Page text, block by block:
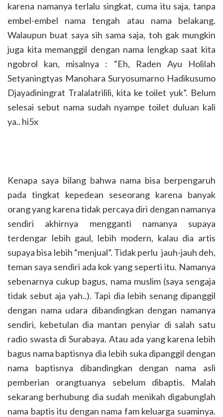
karena namanya terlalu singkat, cuma itu saja, tanpa
embel-embel nama tengah atau nama belakang.
Walaupun buat saya sih sama saja, toh gak mungkin
juga kita memanggil dengan nama lengkap saat kita
ngobrol kan, misalnya : “Eh, Raden Ayu Holilah
Setyaningtyas Manohara Suryosumarno Hadikusumo
Djayadiningrat Tralalatrilili, kita ke toilet yuk”. Belum
selesai sebut nama sudah nyampe toilet duluan kali
ya.. hi5x
Kenapa saya bilang bahwa nama bisa berpengaruh
pada tingkat kepedean seseorang karena banyak
orang yang karena tidak percaya diri dengan namanya
sendiri akhirnya mengganti namanya supaya
terdengar lebih gaul, lebih modern, kalau dia artis
supaya bisa lebih “menjual”. Tidak perlu jauh-jauh deh,
teman saya sendiri ada kok yang seperti itu. Namanya
sebenarnya cukup bagus, nama muslim (saya sengaja
tidak sebut aja yah..). Tapi dia lebih senang dipanggil
dengan nama udara dibandingkan dengan namanya
sendiri, kebetulan dia mantan penyiar di salah satu
radio swasta di Surabaya. Atau ada yang karena lebih
bagus nama baptisnya dia lebih suka dipanggil dengan
nama baptisnya dibandingkan dengan nama asli
pemberian orangtuanya sebelum dibaptis. Malah
sekarang berhubung dia sudah menikah digabunglah
nama baptis itu dengan nama fam keluarga suaminya.